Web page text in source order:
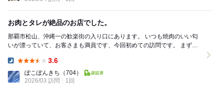
お肉とタレが絶品のお店でした。
那覇市松山、沖縄一の歓楽街の入り口にあります。 いつも焼肉のいい匂
いが漂っていて、お客さまも満員です、今回初めての訪問です。 まずは
3.6
ぽこぽんきち （704）
2026/03 訪問
1回